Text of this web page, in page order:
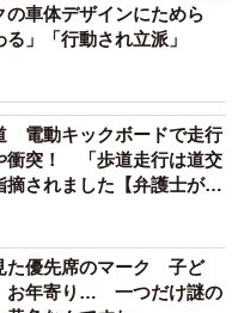
車体デザインにためら
」「行動され立派」
電動キックボードで走行
衝突！ 「歩道走行は道交
されました【弁護士が解
た優先席のマーク 子ど
お年寄り… 一つだけ謎の